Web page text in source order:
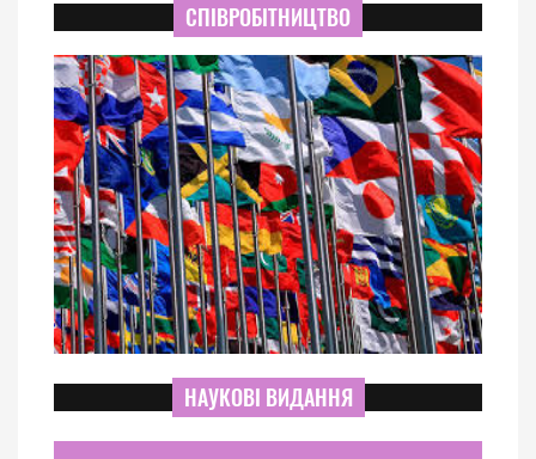
СПІВРОБІТНИЦТВО
НАУКОВІ ВИДАННЯ